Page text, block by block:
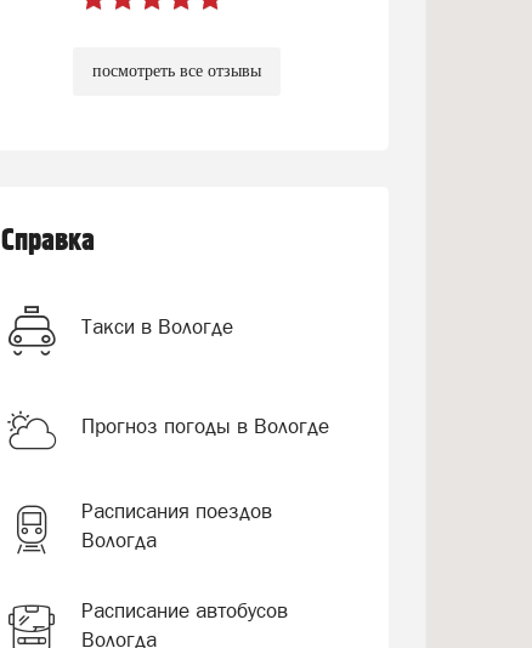
посмотреть все отзывы
Справка
Такси в Вологде
Прогноз погоды в Вологде
Расписания поездов
Вологда
Расписание автобусов
Вологда